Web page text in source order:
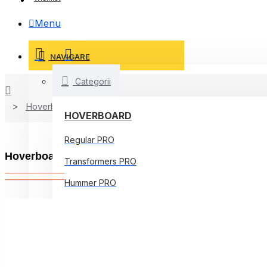
Menu
NAVIGARE
Categorii
HOVERBOARD
Regular PRO
Transformers PRO
Hummer PRO
Hoverboard
Hoverboard Off-Road, 8.5 inch, Hummer HipHop,